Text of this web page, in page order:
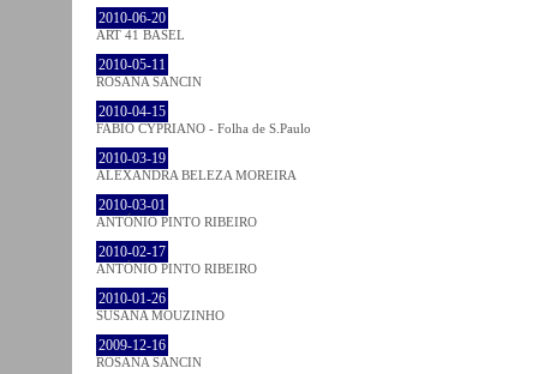
2010-06-20
ART 41 BASEL
2010-05-11
ROSANA SANCIN
2010-04-15
FABIO CYPRIANO - Folha de S.Paulo
2010-03-19
ALEXANDRA BELEZA MOREIRA
2010-03-01
ANTÓNIO PINTO RIBEIRO
2010-02-17
ANTÓNIO PINTO RIBEIRO
2010-01-26
SUSANA MOUZINHO
2009-12-16
ROSANA SANCIN